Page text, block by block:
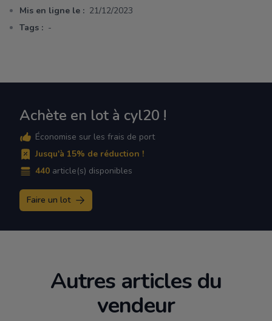
Mis en ligne le : 21/12/2023
Tags : -
Achète en lot à cyl20 !
Économise sur les frais de port
Jusqu'à 15% de réduction !
440 article(s) disponibles
Faire un lot
Autres articles du
vendeur